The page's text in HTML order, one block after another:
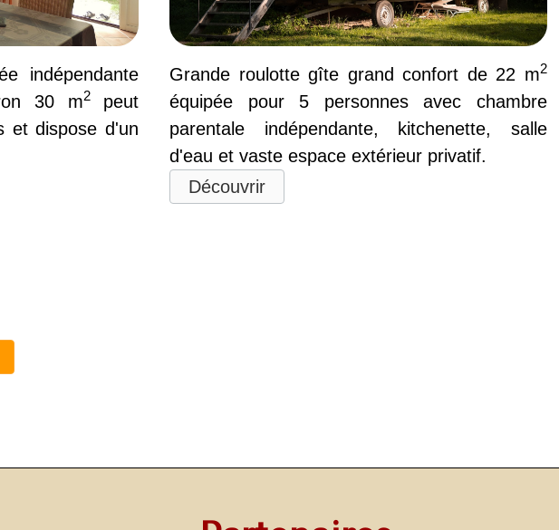
indépendante
30 m2peut
et dispose d'un
Grande roulotte gîte grand confort de 22 m2
équipée pour 5 personnes avec chambre
parentale indépendante, kitchenette, salle
d'eau et vaste espace extérieur privatif.
Découvrir